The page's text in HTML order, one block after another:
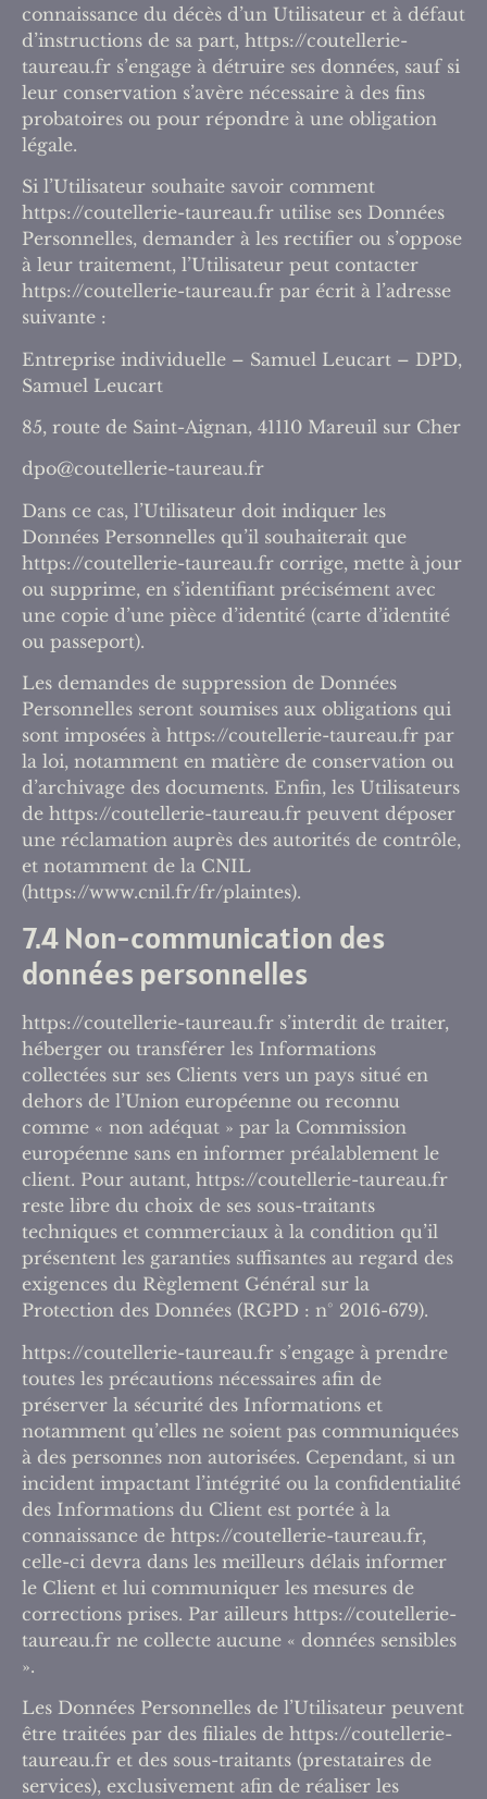
connaissance du décès d’un Utilisateur et à défaut
d’instructions de sa part, https://coutellerie-
taureau.fr s’engage à détruire ses données, sauf si
leur conservation s’avère nécessaire à des fins
probatoires ou pour répondre à une obligation
légale.
Si l’Utilisateur souhaite savoir comment
https://coutellerie-taureau.fr utilise ses Données
Personnelles, demander à les rectifier ou s’oppose
à leur traitement, l’Utilisateur peut contacter
https://coutellerie-taureau.fr par écrit à l’adresse
suivante :
Entreprise individuelle – Samuel Leucart – DPD,
Samuel Leucart
85, route de Saint-Aignan, 41110 Mareuil sur Cher
dpo@coutellerie-taureau.fr
Dans ce cas, l’Utilisateur doit indiquer les
Données Personnelles qu’il souhaiterait que
https://coutellerie-taureau.fr corrige, mette à jour
ou supprime, en s’identifiant précisément avec
une copie d’une pièce d’identité (carte d’identité
ou passeport).
Les demandes de suppression de Données
Personnelles seront soumises aux obligations qui
sont imposées à https://coutellerie-taureau.fr par
la loi, notamment en matière de conservation ou
d’archivage des documents. Enfin, les Utilisateurs
de https://coutellerie-taureau.fr peuvent déposer
une réclamation auprès des autorités de contrôle,
et notamment de la CNIL
(https://www.cnil.fr/fr/plaintes).
7.4 Non-communication des
données personnelles
https://coutellerie-taureau.fr s’interdit de traiter,
héberger ou transférer les Informations
collectées sur ses Clients vers un pays situé en
dehors de l’Union européenne ou reconnu
comme « non adéquat » par la Commission
européenne sans en informer préalablement le
client. Pour autant, https://coutellerie-taureau.fr
reste libre du choix de ses sous-traitants
techniques et commerciaux à la condition qu’il
présentent les garanties suffisantes au regard des
exigences du Règlement Général sur la
Protection des Données (RGPD : n° 2016-679).
https://coutellerie-taureau.fr s’engage à prendre
toutes les précautions nécessaires afin de
préserver la sécurité des Informations et
notamment qu’elles ne soient pas communiquées
à des personnes non autorisées. Cependant, si un
incident impactant l’intégrité ou la confidentialité
des Informations du Client est portée à la
connaissance de https://coutellerie-taureau.fr,
celle-ci devra dans les meilleurs délais informer
le Client et lui communiquer les mesures de
corrections prises. Par ailleurs https://coutellerie-
taureau.fr ne collecte aucune « données sensibles
».
Les Données Personnelles de l’Utilisateur peuvent
être traitées par des filiales de https://coutellerie-
taureau.fr et des sous-traitants (prestataires de
services), exclusivement afin de réaliser les